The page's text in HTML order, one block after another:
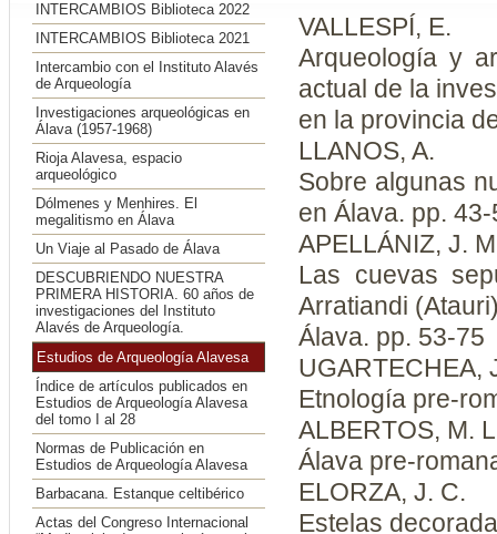
INTERCAMBIOS Biblioteca 2022
INTERCAMBIOS Biblioteca 2021
Intercambio con el Instituto Alavés
de Arqueología
Investigaciones arqueológicas en
Álava (1957-1968)
Rioja Alavesa, espacio
arqueológico
Dólmenes y Menhires. El
megalitismo en Álava
Un Viaje al Pasado de Álava
DESCUBRIENDO NUESTRA
PRIMERA HISTORIA. 60 años de
investigaciones del Instituto
Alavés de Arqueología.
Estudios de Arqueología Alavesa
Índice de artículos publicados en
Estudios de Arqueología Alavesa
del tomo I al 28
Normas de Publicación en
Estudios de Arqueología Alavesa
Barbacana. Estanque celtibérico
Actas del Congreso Internacional
VALLESPÍ, E.
Arqueología y
actual de la
en la provincia
LLANOS, A.
Sobre algunas
en Álava. pp.
APELLÁNIZ, J.
Las cuevas
Arratiandi
Álava. pp. 53-75
UGARTECHEA,
Etnología pre-
ALBERTOS, M.
Álava pre-
ELORZA, J. C.
Estelas